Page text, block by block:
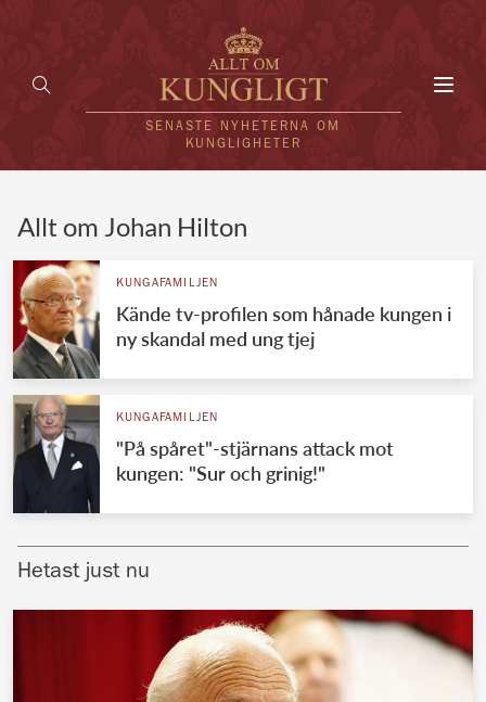
SENASTE NYHETERNA OM
KUNGLIGHETER
UTLÄNDSKT
VÄRLDENS KUNGAHUS
Svenska kungahuset
Brittiska kungahuset
Nederländska kungahuset
Belgiska kungahuset
REDAKTION
Allt om Johan Hilton
KUNGAFAMILJEN
Kände tv-profilen som hånade kungen i
ny skandal med ung tjej
KUNGAFAMILJEN
"På spåret"-stjärnans attack mot
kungen: "Sur och grinig!"
Hetast just nu